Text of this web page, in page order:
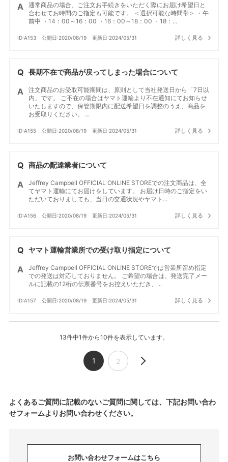
通常商品の場合、ご注文お手続きをいただく際にお届け希望日と
合わせてお時間のご指定も可能です。 ＜選択可能な時間帯＞ ・午
前中 ・14：00～16：00 ・16：00～18：00 ・18：...
ID:A153 公開日:2020/08/19 更新日:2024/05/31 詳しく見る
長期不在で商品が戻ってしまった場合について
注文商品のお受取可能期間は、原則として当社発送日から「7日以
内」です。 ご不在の場合はヤマト運輸より不在通知にてお知らせ
いたしますので、保管期限内に配送希望日を調整のうえ、商品を
お受取りください。 ...
ID:A155 公開日:2020/08/19 更新日:2024/05/31 詳しく見る
商品の配達業者について
Jeffrey Campbell OFFICIAL ONLINE STOREでの注文商品は、全
てヤマト運輸にてお届けをしています。 お届け日時のご指定をい
ただいておりましても、当日の交通状況やヤマト...
ID:A156 公開日:2020/08/19 更新日:2024/05/31 詳しく見る
ヤマト運輸営業所での受け取り指定について
Jeffrey Campbell OFFICIAL ONLINE STOREでは営業所留め指定
での発送は対応しておりません。 ご希望の場合は、発送完了メー
ルに記載の12桁の伝票番号をお控えいただき、...
ID:A157 公開日:2020/08/19 更新日:2024/05/31 詳しく見る
13件中1件から10件を表示しています。
1 2
よくあるご質問に記載のないご質問に関しては、下記お問い合わ
せフォームよりお問い合わせください。
お問い合わせフォームはこちら